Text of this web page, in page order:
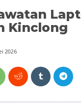
Kinclong
2026